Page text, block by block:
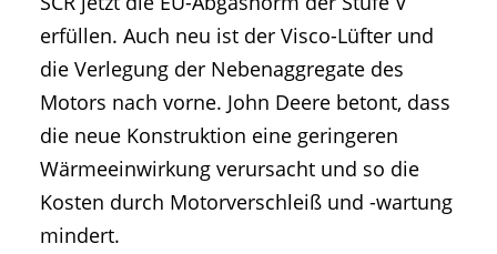
erfüllen. Auch neu ist der Visco-Lüfter und
die Verlegung der Nebenaggregate des
Motors nach vorne. John Deere betont, dass
die neue Konstruktion eine geringeren
Wärmeeinwirkung verursacht und so die
Kosten durch Motorverschleiß und -wartung
mindert.